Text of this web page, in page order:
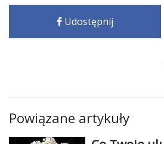
Udostępnij
Powiązane artykuły